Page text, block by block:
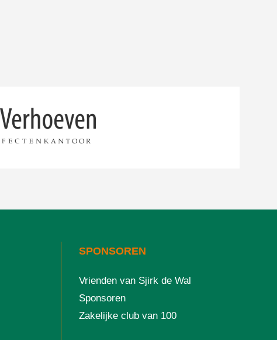
SPONSOREN
Vrienden van Sjirk de Wal
Sponsoren
Zakelijke club van 100